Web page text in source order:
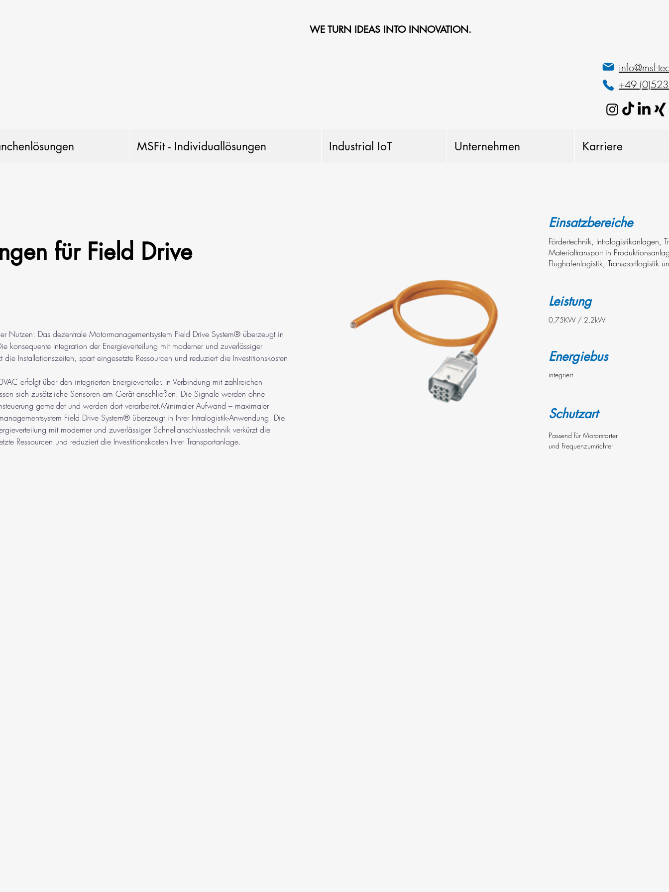
WE TURN IDEAS INTO INNOVATION.
info@msf-
+49
MSFit - Individuallösungen Industrial IoT Unternehmen Karriere
für Field Drive
Nutzen: Das dezentrale Motormanagementsystem Field Drive System® überzeugt in
konsequente Integration der Energieverteilung mit moderner und zuverlässiger
die Installationszeiten, spart eingesetzte Ressourcen und reduziert die Investitionskosten
erfolgt über den integrierten Energieverteiler. In Verbindung mit zahlreichen
sich zusätzliche Sensoren am Gerät anschließen. Die Signale werden ohne
gemeldet und werden dort verarbeitet.Minimaler Aufwand – maximaler
Field Drive System® überzeugt in Ihrer Intralogistik-Anwendung. Die
mit moderner und zuverlässiger Schnellanschlusstechnik verkürzt die
Ressourcen und reduziert die Investitionskosten Ihrer Transportanlage.
Einsatzbereiche
Fördertechnik, Intralogistikanlagen,
Materialtransport in
Flughafenlogistik, Transportlogistik
Leistung
0,75KW / 2,2kW
Energiebus
integriert
Schutzart
Passend für Motorstarter
und Frequenzumrichter